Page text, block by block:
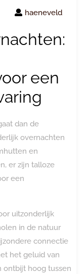
haeneveld
een
dan de
overnachten
en
er zijn talloze
een
uitzonderlijk
in de natuur
connectie
het geluid van
ontbijt hoog tussen